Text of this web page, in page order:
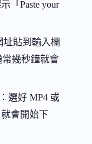
「Paste your
址貼到輸入欄
常幾秒鐘就會
：選好 MP4 或
會開始下